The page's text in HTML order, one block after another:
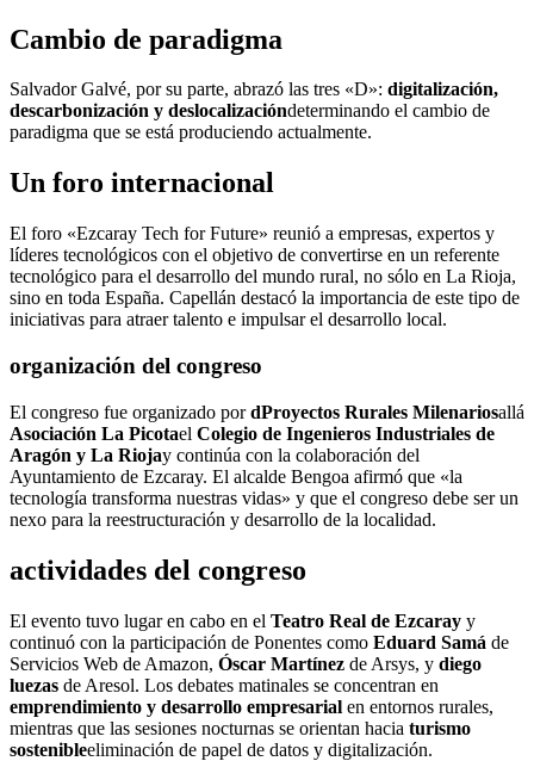
Cambio de paradigma
Salvador Galvé, por su parte, abrazó las tres «D»: digitalización,
descarbonización y deslocalizacióndeterminando el cambio de
paradigma que se está produciendo actualmente.
Un foro internacional
El foro «Ezcaray Tech for Future» reunió a empresas, expertos y
líderes tecnológicos con el objetivo de convertirse en un referente
tecnológico para el desarrollo del mundo rural, no sólo en La Rioja,
sino en toda España. Capellán destacó la importancia de este tipo de
iniciativas para atraer talento e impulsar el desarrollo local.
organización del congreso
El congreso fue organizado pordProyectos Rurales Milenariosallá
Asociación La Picotael Colegio de Ingenieros Industriales de
Aragón y La Riojay continúa con la colaboración del
Ayuntamiento de Ezcaray. El alcalde Bengoa afirmó que «la
tecnología transforma nuestras vidas» y que el congreso debe ser un
nexo para la reestructuración y desarrollo de la localidad.
actividades del congreso
El evento tuvo lugar en cabo en el Teatro Real de Ezcaray y
continuó con la participación de Ponentes como Eduard Samá de
Servicios Web de Amazon, Óscar Martínez de Arsys, y diego
luezas de Aresol. Los debates matinales se concentran en
emprendimiento y desarrollo empresarial en entornos rurales,
mientras que las sesiones nocturnas se orientan hacia turismo
sostenibleeliminación de papel de datos y digitalización.